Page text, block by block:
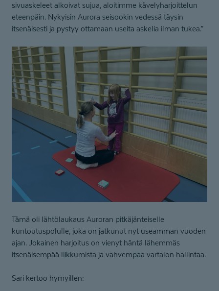
sivuaskeleet alkoivat sujua, aloitimme kävelyharjoittelun
eteenpäin. Nykyisin Aurora seisookin vedessä täysin
itsenäisesti ja pystyy ottamaan useita askelia ilman tukea.”
Tämä oli lähtölaukaus Auroran pitkäjänteiselle
kuntoutuspolulle, joka on jatkunut nyt useamman vuoden
ajan. Jokainen harjoitus on vienyt häntä lähemmäs
itsenäisempää liikkumista ja vahvempaa vartalon hallintaa.
Sari kertoo hymyillen: